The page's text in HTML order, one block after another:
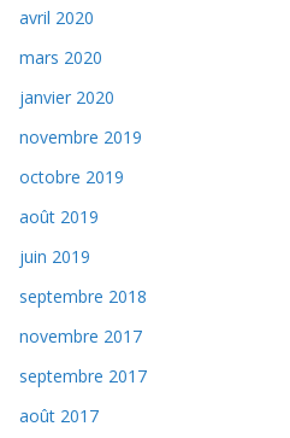
avril 2020
mars 2020
janvier 2020
novembre 2019
octobre 2019
août 2019
juin 2019
septembre 2018
novembre 2017
septembre 2017
août 2017